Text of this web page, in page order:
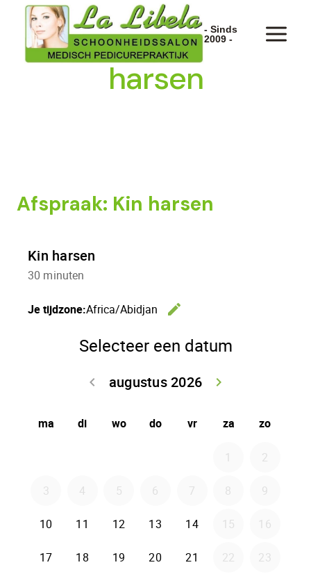
Doorgaan
inhoud
- Sinds
2009 -
Afspraak: Kin
harsen
Afspraak: Kin harsen